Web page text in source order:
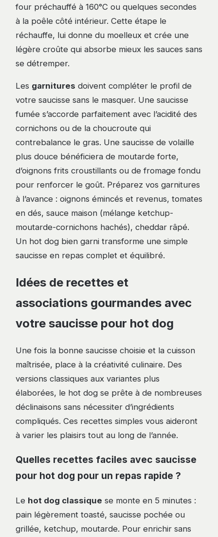
four préchauffé à 160°C ou quelques secondes
à la poêle côté intérieur. Cette étape le
réchauffe, lui donne du moelleux et crée une
légère croûte qui absorbe mieux les sauces sans
se détremper.
Les garnitures doivent compléter le profil de
votre saucisse sans le masquer. Une saucisse
fumée s’accorde parfaitement avec l’acidité des
cornichons ou de la choucroute qui
contrebalance le gras. Une saucisse de volaille
plus douce bénéficiera de moutarde forte,
d’oignons frits croustillants ou de fromage fondu
pour renforcer le goût. Préparez vos garnitures
à l’avance : oignons émincés et revenus, tomates
en dés, sauce maison (mélange ketchup-
moutarde-cornichons hachés), cheddar râpé.
Un hot dog bien garni transforme une simple
saucisse en repas complet et équilibré.
Idées de recettes et
associations gourmandes avec
votre saucisse pour hot dog
Une fois la bonne saucisse choisie et la cuisson
maîtrisée, place à la créativité culinaire. Des
versions classiques aux variantes plus
élaborées, le hot dog se prête à de nombreuses
déclinaisons sans nécessiter d’ingrédients
compliqués. Ces recettes simples vous aideront
à varier les plaisirs tout au long de l’année.
Quelles recettes faciles avec saucisse
pour hot dog pour un repas rapide ?
Le hot dog classique se monte en 5 minutes :
pain légèrement toasté, saucisse pochée ou
grillée, ketchup, moutarde. Pour enrichir sans